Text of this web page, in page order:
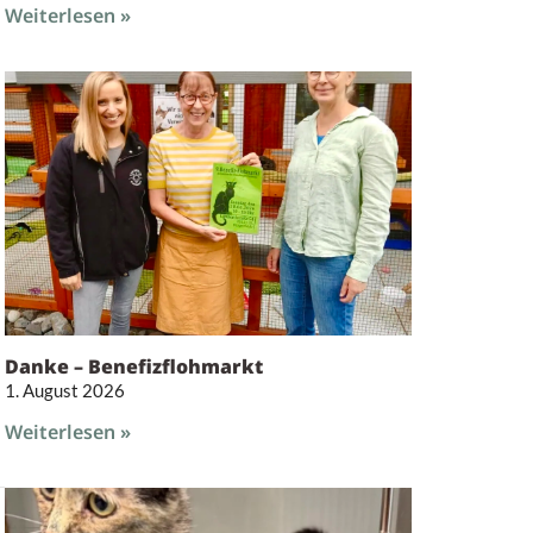
Weiterlesen »
Danke – Benefizflohmarkt
1. August 2026
Weiterlesen »